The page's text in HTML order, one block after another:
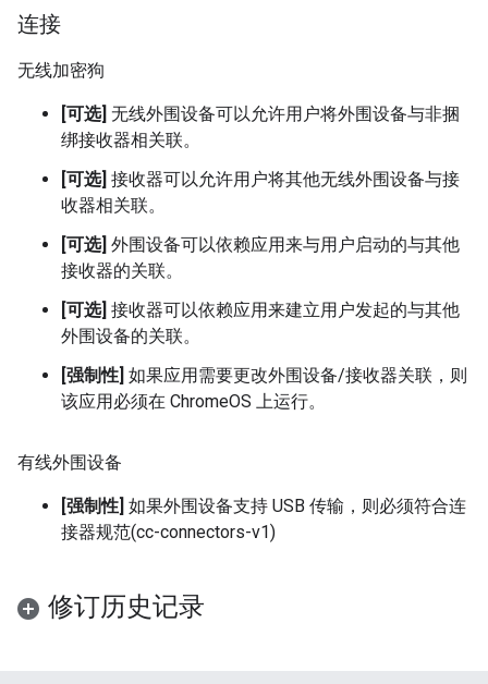
连接
无线加密狗
[可选] 无线外围设备可以允许用户将外围设备与非捆
绑接收器相关联。
[可选] 接收器可以允许用户将其他无线外围设备与接
收器相关联。
[可选] 外围设备可以依赖应用来与用户启动的与其他
接收器的关联。
[可选] 接收器可以依赖应用来建立用户发起的与其他
外围设备的关联。
[强制性] 如果应用需要更改外围设备/接收器关联，则
该应用必须在 ChromeOS 上运行。
有线外围设备
[强制性] 如果外围设备支持 USB 传输，则必须符合连
接器规范(cc-connectors-v1)
修订历史记录